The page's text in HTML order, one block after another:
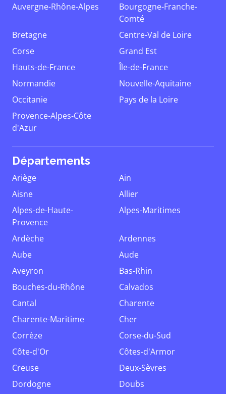
Auvergne-Rhône-Alpes
Bourgogne-Franche-
Comté
Bretagne
Centre-Val de Loire
Corse
Grand Est
Hauts-de-France
Île-de-France
Normandie
Nouvelle-Aquitaine
Occitanie
Pays de la Loire
Provence-Alpes-Côte
d'Azur
Départements
Ariège
Ain
Aisne
Allier
Alpes-de-Haute-
Provence
Alpes-Maritimes
Ardèche
Ardennes
Aube
Aude
Aveyron
Bas-Rhin
Bouches-du-Rhône
Calvados
Cantal
Charente
Charente-Maritime
Cher
Corrèze
Corse-du-Sud
Côte-d'Or
Côtes-d'Armor
Creuse
Deux-Sèvres
Dordogne
Doubs